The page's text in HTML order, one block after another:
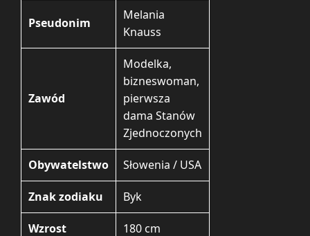
Pseudonim
Melania
Knauss
Zawód
Modelka,
bizneswoman,
pierwsza
dama Stanów
Zjednoczonych
Obywatelstwo Słowenia / USA
Znak zodiaku Byk
Wzrost 180 cm